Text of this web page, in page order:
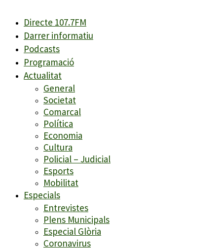
Directe 107.7FM
Darrer informatiu
Podcasts
Programació
Actualitat
General
Societat
Comarcal
Política
Economia
Cultura
Policial – Judicial
Esports
Mobilitat
Especials
Entrevistes
Plens Municipals
Especial Glòria
Coronavirus